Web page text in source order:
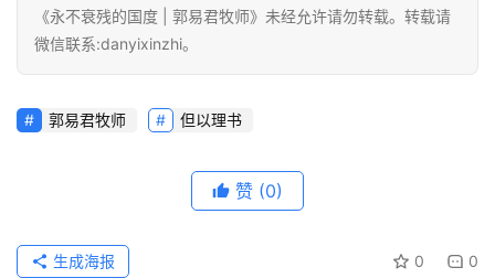
《永不衰残的国度 | 郭易君牧师》未经允许请勿转载。转载请
微信联系:danyixinzhi。
郭易君牧师 但以理书
赞 (0)
0 0
生成海报